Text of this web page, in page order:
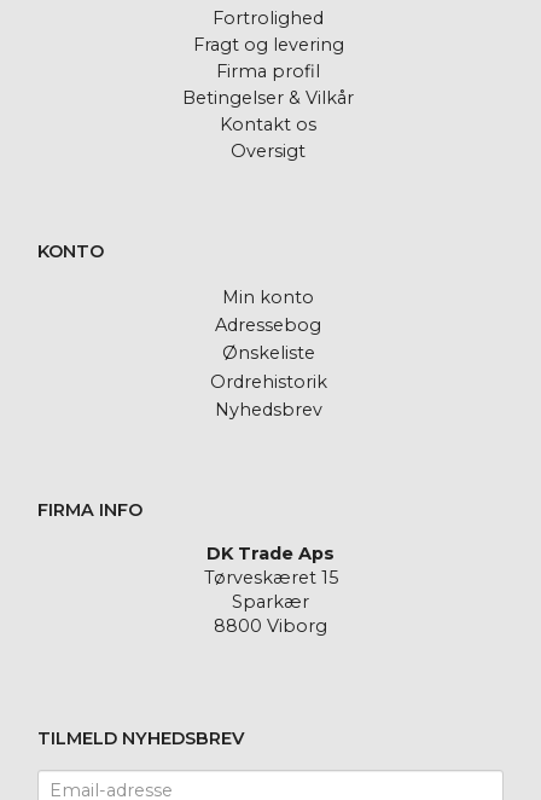
Fortrolighed
Fragt og levering
Firma profil
Betingelser & Vilkår
Kontakt os
Oversigt
KONTO
Min konto
Adressebog
Ønskeliste
Ordrehistorik
Nyhedsbrev
FIRMA INFO
DK Trade Aps
Tørveskæret 15
Sparkær
8800 Viborg
TILMELD NYHEDSBREV